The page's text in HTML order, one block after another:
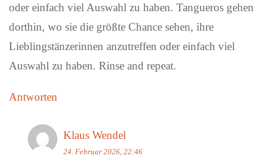
oder einfach viel Auswahl zu haben. Tangueros gehen
dorthin, wo sie die größte Chance sehen, ihre
Lieblingstänzerinnen anzutreffen oder einfach viel
Auswahl zu haben. Rinse and repeat.
Antworten
Klaus Wendel
24. Februar 2026, 22:46